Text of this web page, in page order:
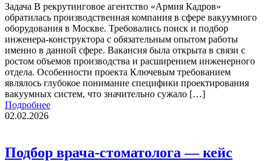
Задача В рекрутинговое агентство «Армия Кадров»
обратилась производственная компания в сфере вакуумного
оборудования в Москве. Требовались поиск и подбор
инженера-конструктора с обязательным опытом работы
именно в данной сфере. Вакансия была открыта в связи с
ростом объемов производства и расширением инженерного
отдела. Особенности проекта Ключевым требованием
являлось глубокое понимание специфики проектирования
вакуумных систем, что значительно сужало […]
Подробнее
02.02.2026
Подбор врача-стоматолога — кейс